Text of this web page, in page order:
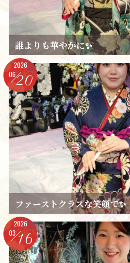
誰よりも華やかに✨️
2026
0620
ファーストクラスな笑顔で✨️
2026
0316